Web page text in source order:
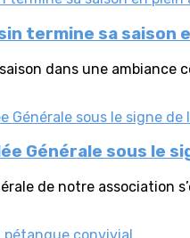
termine sa saison
dans une ambiance
Générale sous le
de notre association